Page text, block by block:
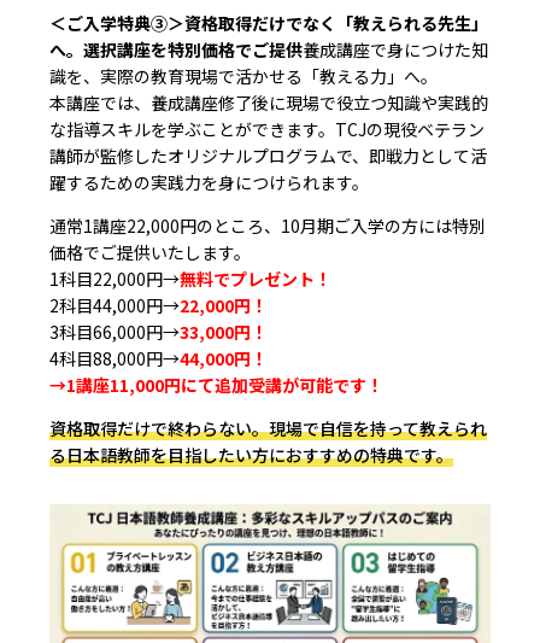
＜ご入学特典③＞資格取得だけでなく「教えられる先生」
へ。選択講座を特別価格でご提供養成講座で身につけた知
識を、実際の教育現場で活かせる「教える力」へ。
本講座では、養成講座修了後に現場で役立つ知識や実践的
な指導スキルを学ぶことができます。TCJの現役ベテラン
講師が監修したオリジナルプログラムで、即戦力として活
躍するための実践力を身につけられます。
通常1講座22,000円のところ、10月期ご入学の方には特別
価格でご提供いたします。
1科目22,000円→無料でプレゼント！
2科目44,000円→22,000円！
3科目66,000円→33,000円！
4科目88,000円→44,000円！
→1講座11,000円にて追加受講が可能です！
資格取得だけで終わらない。現場で自信を持って教えられ
る日本語教師を目指したい方におすすめの特典です。